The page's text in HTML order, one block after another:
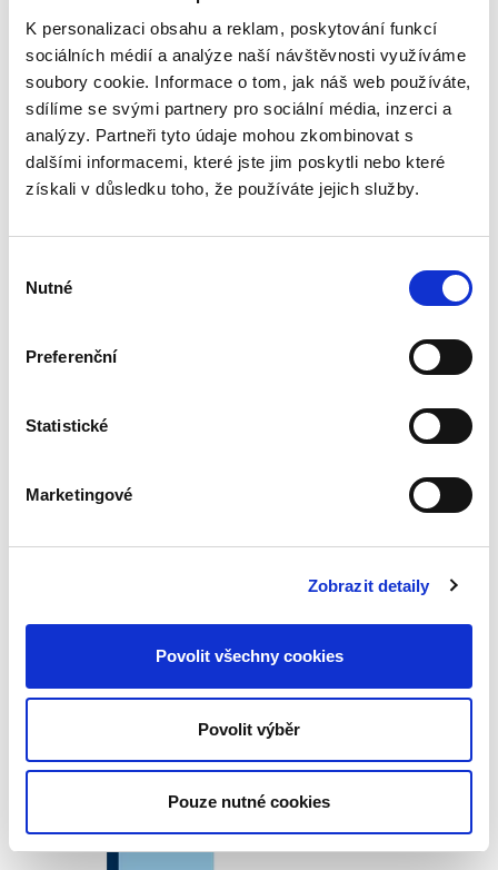
K personalizaci obsahu a reklam, poskytování funkcí
sociálních médií a analýze naší návštěvnosti využíváme
soubory cookie. Informace o tom, jak náš web používáte,
sdílíme se svými partnery pro sociální média, inzerci a
analýzy. Partneři tyto údaje mohou zkombinovat s
dalšími informacemi, které jste jim poskytli nebo které
získali v důsledku toho, že používáte jejich služby.
souhlasu
Nutné
Preferenční
Statistické
Marketingové
Zobrazit detaily
Povolit všechny cookies
Povolit výběr
Pouze nutné cookies
340,00 Kč
Téma procesního společenství představuje v
rámci civilního procesního práva oblast s
bohatou doktrinální tradicí, zejména pokud jde
o jeho podobu v nalézacím sporném řízení.
Naproti tomu jeho...
povinnosti nahradit újmu způsobenou zvířetem
Mediace. Ohlédnutí
po deseti letech